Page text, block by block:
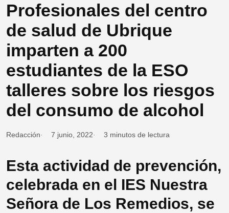
Profesionales del centro
de salud de Ubrique
imparten a 200
estudiantes de la ESO
talleres sobre los riesgos
del consumo de alcohol
Redacción 7 junio, 2022 3 minutos de lectura
Esta actividad de prevención,
celebrada en el IES Nuestra
Señora de Los Remedios, se